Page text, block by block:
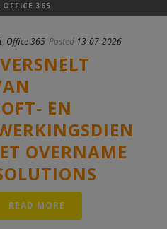
OFFICE 365
, Office 365 Posted 13-07-2026
EN
OVERNAME
READ MORE